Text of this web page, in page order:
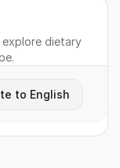
explore dietary
to English